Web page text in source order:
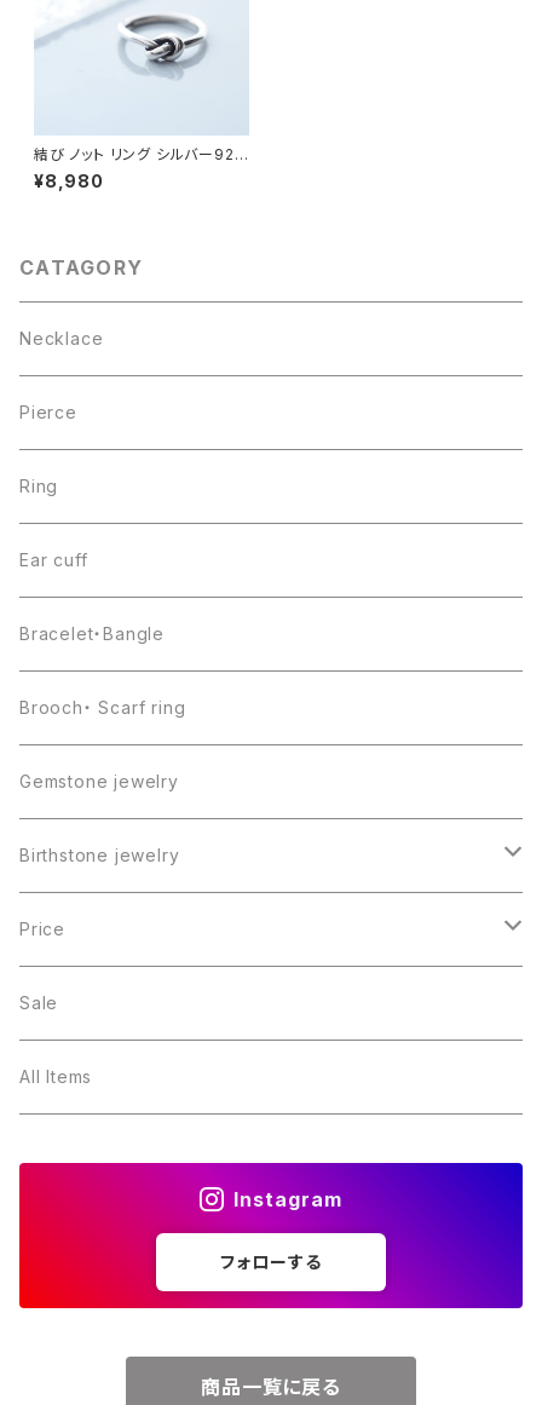
結び ノット リング シルバー925
レディース ユニセックス
¥8,980
CATAGORY
Necklace
Pierce
Ring
Ear cuff
Bracelet・Bangle
Brooch・ Scarf ring
Gemstone jewelry
Birthstone jewelry
１月・ガーネット
２月・アメジスト
３月・アクアマリン
Price
～5000円
～10000円
Sale
All Items
Instagram
フォローする
商品一覧に戻る